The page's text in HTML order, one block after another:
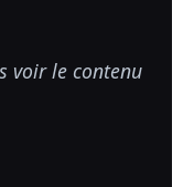
voir le contenu